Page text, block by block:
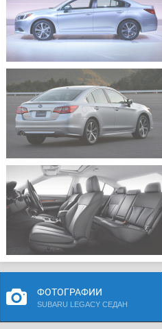
ФОТОГРАФИИ
SUBARU LEGACY СЕДАН